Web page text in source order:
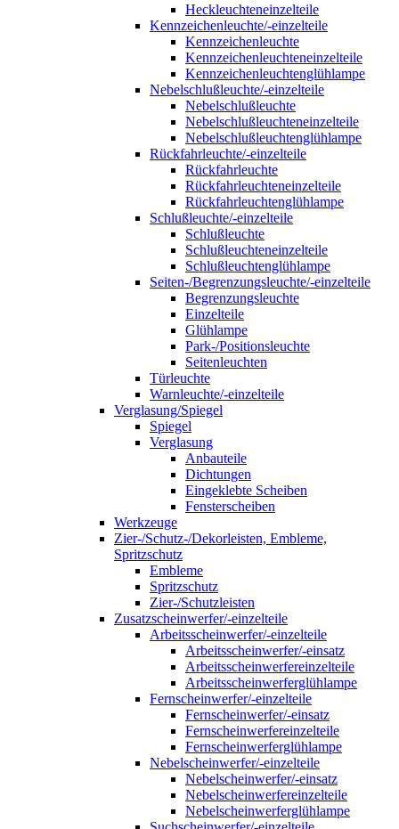
Heckleuchteneinzelteile
Kennzeichenleuchte/-einzelteile
Kennzeichenleuchte
Kennzeichenleuchteneinzelteile
Kennzeichenleuchtenglühlampe
Nebelschlußleuchte/-einzelteile
Nebelschlußleuchte
Nebelschlußleuchteneinzelteile
Nebelschlußleuchtenglühlampe
Rückfahrleuchte/-einzelteile
Rückfahrleuchte
Rückfahrleuchteneinzelteile
Rückfahrleuchtenglühlampe
Schlußleuchte/-einzelteile
Schlußleuchte
Schlußleuchteneinzelteile
Schlußleuchtenglühlampe
Seiten-/Begrenzungsleuchte/-einzelteile
Begrenzungsleuchte
Einzelteile
Glühlampe
Park-/Positionsleuchte
Seitenleuchten
Türleuchte
Warnleuchte/-einzelteile
Verglasung/Spiegel
Spiegel
Verglasung
Anbauteile
Dichtungen
Eingeklebte Scheiben
Fensterscheiben
Werkzeuge
Zier-/Schutz-/Dekorleisten, Embleme,
Spritzschutz
Embleme
Spritzschutz
Zier-/Schutzleisten
Zusatzscheinwerfer/-einzelteile
Arbeitsscheinwerfer/-einzelteile
Arbeitsscheinwerfer/-einsatz
Arbeitsscheinwerfereinzelteile
Arbeitsscheinwerferglühlampe
Fernscheinwerfer/-einzelteile
Fernscheinwerfer/-einsatz
Fernscheinwerfereinzelteile
Fernscheinwerferglühlampe
Nebelscheinwerfer/-einzelteile
Nebelscheinwerfer/-einsatz
Nebelscheinwerfereinzelteile
Nebelscheinwerferglühlampe